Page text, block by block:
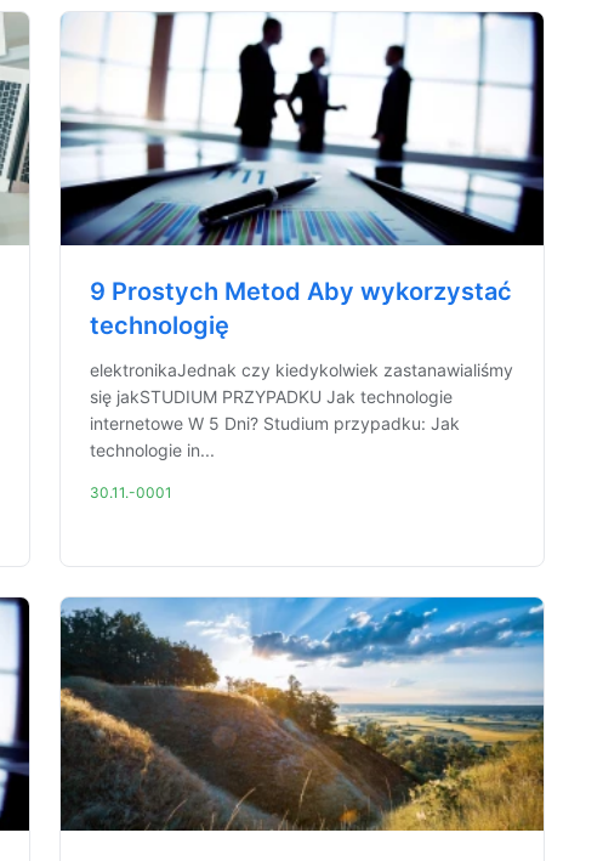
9 Prostych Metod Aby wykorzystać
technologię
elektronikaJednak czy kiedykolwiek zastanawialiśmy
się jakSTUDIUM PRZYPADKU Jak technologie
internetowe W 5 Dni? Studium przypadku: Jak
technologie in...
30.11.-0001